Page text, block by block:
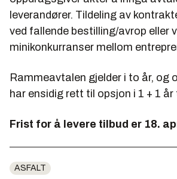
leverandører. Tildeling av
ved fallende bestilling/avrop eller
minikonkurranser mellom
Rammeavtalen gjelder i to år, og
har ensidig rett til opsjon i 1 + 1 år
Frist for å levere tilbud er 18.
ASFALT